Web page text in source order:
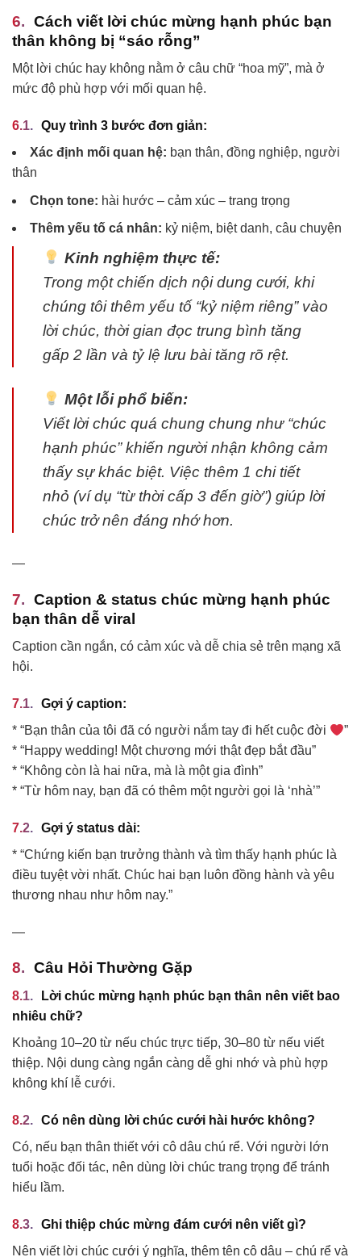
Cách viết lời chúc mừng hạnh phúc bạn
thân không bị “sáo rỗng”
Một lời chúc hay không nằm ở câu chữ “hoa mỹ”, mà ở
mức độ phù hợp với mối quan hệ.
Quy trình 3 bước đơn giản:
Xác định mối quan hệ: bạn thân, đồng nghiệp, người
thân
Chọn tone: hài hước – cảm xúc – trang trọng
Thêm yếu tố cá nhân: kỷ niệm, biệt danh, câu chuyện
Kinh nghiệm thực tế:
Trong một chiến dịch nội dung cưới, khi
chúng tôi thêm yếu tố “kỷ niệm riêng” vào
lời chúc, thời gian đọc trung bình tăng
gấp 2 lần và tỷ lệ lưu bài tăng rõ rệt.
Một lỗi phổ biến:
Viết lời chúc quá chung chung như “chúc
hạnh phúc” khiến người nhận không cảm
thấy sự khác biệt. Việc thêm 1 chi tiết
nhỏ (ví dụ “từ thời cấp 3 đến giờ”) giúp lời
chúc trở nên đáng nhớ hơn.
—
Caption & status chúc mừng hạnh phúc
bạn thân dễ viral
Caption cần ngắn, có cảm xúc và dễ chia sẻ trên mạng xã
hội.
Gợi ý caption:
* “Bạn thân của tôi đã có người nắm tay đi hết cuộc đời
”
* “Happy wedding! Một chương mới thật đẹp bắt đầu”
* “Không còn là hai nữa, mà là một gia đình”
* “Từ hôm nay, bạn đã có thêm một người gọi là ‘nhà’”
Gợi ý status dài:
* “Chứng kiến bạn trưởng thành và tìm thấy hạnh phúc là
điều tuyệt vời nhất. Chúc hai bạn luôn đồng hành và yêu
thương nhau như hôm nay.”
—
Câu Hỏi Thường Gặp
Lời chúc mừng hạnh phúc bạn thân nên viết bao
nhiêu chữ?
Khoảng 10–20 từ nếu chúc trực tiếp, 30–80 từ nếu viết
thiệp. Nội dung càng ngắn càng dễ ghi nhớ và phù hợp
không khí lễ cưới.
Có nên dùng lời chúc cưới hài hước không?
Có, nếu bạn thân thiết với cô dâu chú rể. Với người lớn
tuổi hoặc đối tác, nên dùng lời chúc trang trọng để tránh
hiểu lầm.
Ghi thiệp chúc mừng đám cưới nên viết gì?
Nên viết lời chúc cưới ý nghĩa, thêm tên cô dâu – chú rể và